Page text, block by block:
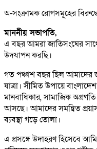
অ-সংক্রামক রোগসমূহের
মাননীয় সভাপতি,
এ বছর আমরা জাতিসংঘের সাথে
উদযাপন করছি।
গত পঞ্চাশ বছর ছিল আমাদের
যাত্রা। সীমিত উপায়ে
মানবাধিকার, সামাজিক
আসছে। আমাদের সমন্বিত
ব্যবস্থা গড়ে তোলা।
এ প্রসঙ্গে উদাহরণ হিসেবে